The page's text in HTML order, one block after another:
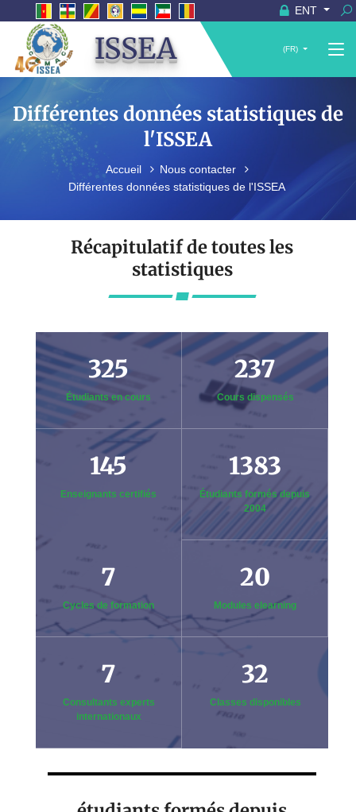
ENT
ISSEA (FR)
Différentes données statistiques de
l'ISSEA
Accueil
Nous contacter
Différentes données statistiques de l'ISSEA
Récapitulatif de toutes les
statistiques
325
Étudiants en cours
237
Cours dispensés
145
Enseignants certifiés
1383
Étudiants formés depuis
2004
7
Cycles de formation
20
Modules elearning
7
Consultants experts
internationaux
32
Classes disponibles